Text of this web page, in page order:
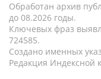
Обработан архив
до 08.2026 годы.
Ключевых фраз
724585.
Создано именных
Редакция Индексной